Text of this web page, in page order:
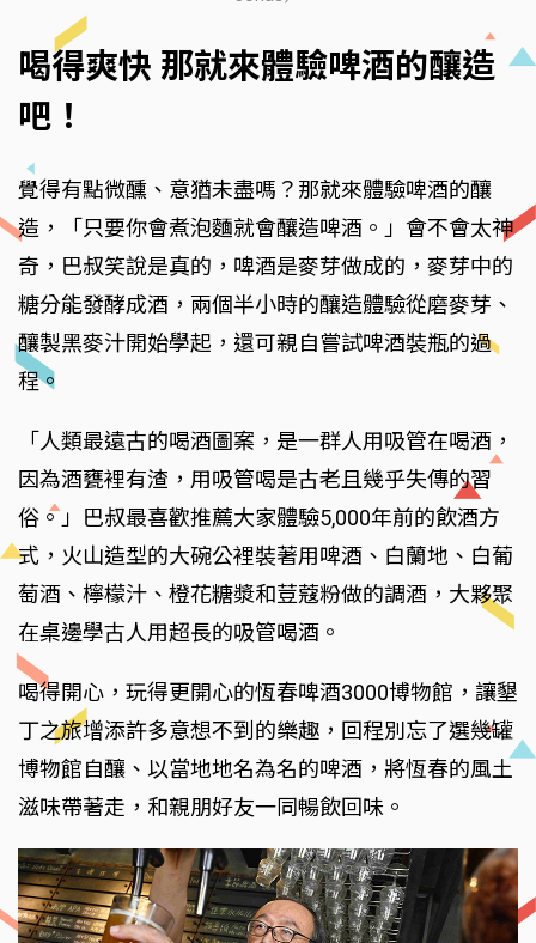
喝得爽快 那就來體驗啤酒的釀造
吧！
覺得有點微醺、意猶未盡嗎？那就來體驗啤酒的釀
造，「只要你會煮泡麵就會釀造啤酒。」會不會太神
奇，巴叔笑說是真的，啤酒是麥芽做成的，麥芽中的
糖分能發酵成酒，兩個半小時的釀造體驗從磨麥芽、
釀製黑麥汁開始學起，還可親自嘗試啤酒裝瓶的過
程。
「人類最遠古的喝酒圖案，是一群人用吸管在喝酒，
因為酒甕裡有渣，用吸管喝是古老且幾乎失傳的習
俗。」巴叔最喜歡推薦大家體驗5,000年前的飲酒方
式，火山造型的大碗公裡裝著用啤酒、白蘭地、白葡
萄酒、檸檬汁、橙花糖漿和荳蔻粉做的調酒，大夥聚
在桌邊學古人用超長的吸管喝酒。
喝得開心，玩得更開心的恆春啤酒3000博物館，讓墾
丁之旅增添許多意想不到的樂趣，回程別忘了選幾罐
博物館自釀、以當地地名為名的啤酒，將恆春的風土
滋味帶著走，和親朋好友一同暢飲回味。